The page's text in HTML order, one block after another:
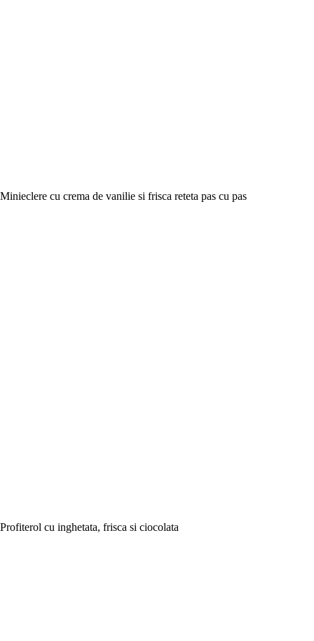
Minieclere cu crema de vanilie si frisca reteta pas cu pas
Profiterol cu inghetata, frisca si ciocolata